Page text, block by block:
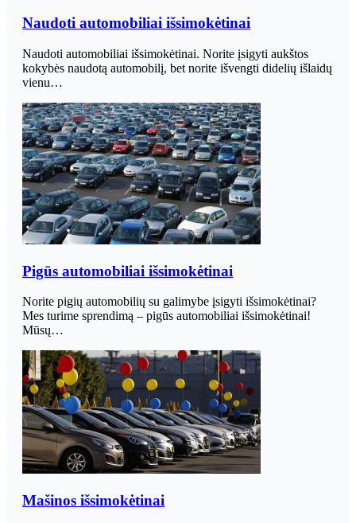
Naudoti automobiliai išsimokėtinai
Naudoti automobiliai išsimokėtinai. Norite įsigyti aukštos
kokybės naudotą automobilį, bet norite išvengti didelių išlaidų
vienu…
Pigūs automobiliai išsimokėtinai
Norite pigių automobilių su galimybe įsigyti išsimokėtinai?
Mes turime sprendimą – pigūs automobiliai išsimokėtinai!
Mūsų…
Mašinos išsimokėtinai